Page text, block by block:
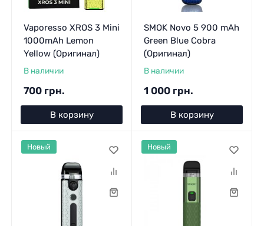
Vaporesso XROS 3 Mini
1000mAh Lemon
Yellow (Оригинал)
В наличии
700 грн.
В корзину
SMOK Novo 5 900 mAh
Green Blue Cobra
(Оригинал)
В наличии
1 000 грн.
В корзину
Новый Новый